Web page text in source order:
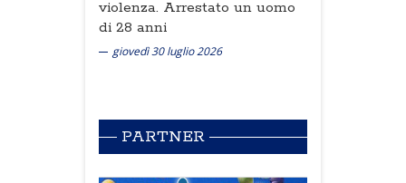
violenza. Arrestato un uomo
di 28 anni
giovedì 30 luglio 2026
PARTNER